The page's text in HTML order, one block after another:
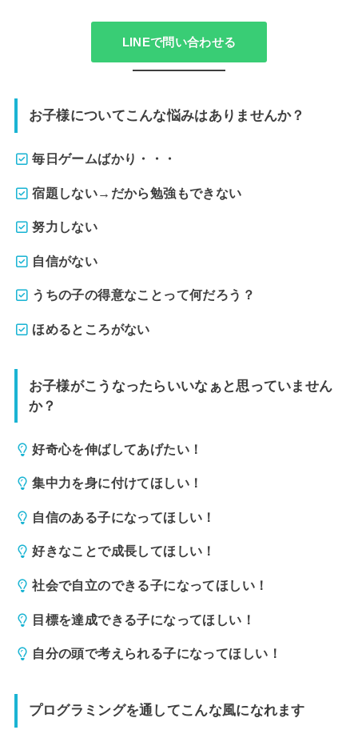
LINEで問い合わせる
お子様についてこんな悩みはありませんか？
毎日ゲームばかり・・・
宿題しない→だから勉強もできない
努力しない
自信がない
うちの子の得意なことって何だろう？
ほめるところがない
お子様がこうなったらいいなぁと思っていません
か？
好奇心を伸ばしてあげたい！
集中力を身に付けてほしい！
自信のある子になってほしい！
好きなことで成長してほしい！
社会で自立のできる子になってほしい！
目標を達成できる子になってほしい！
自分の頭で考えられる子になってほしい！
プログラミングを通してこんな風になれます